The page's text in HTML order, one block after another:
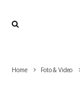
Home Foto & Video